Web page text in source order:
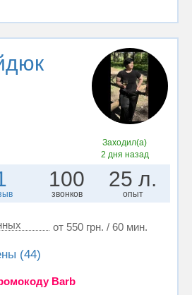
Заходил(а)
2 дня назад
100
звонков
25 л.
опыт
от 550 грн. / 60 мин.
(44)
Barb